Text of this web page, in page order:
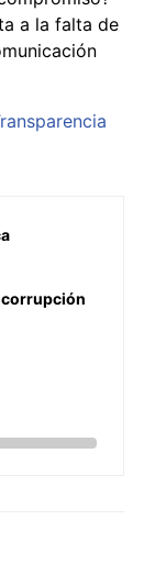
a la falta de
corrupción